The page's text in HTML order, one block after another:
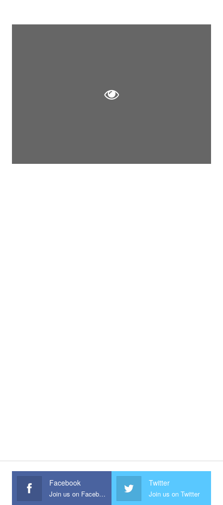
Facebook
Join us on Facebook
Twitter
Join us on Twitter